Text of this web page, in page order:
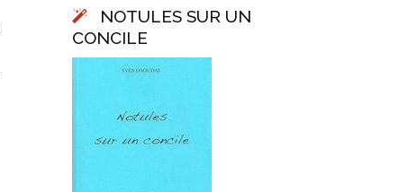
NOTULES SUR UN
CONCILE